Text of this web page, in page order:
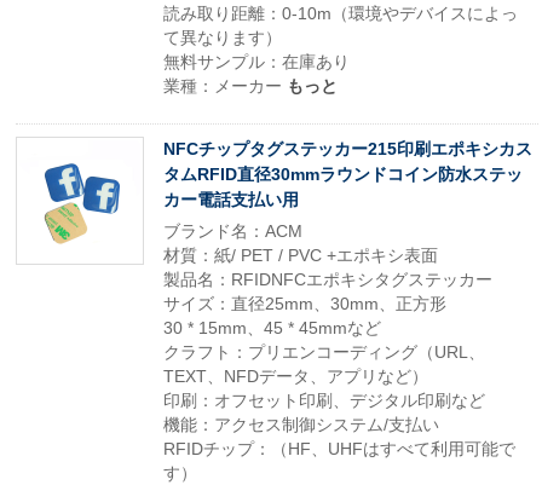
読み取り距離：0-10m（環境やデバイスによっ
て異なります）
無料サンプル：在庫あり
業種：メーカー もっと
NFCチップタグステッカー215印刷エポキシカス
タムRFID直径30mmラウンドコイン防水ステッ
カー電話支払い用
ブランド名：ACM
材質：紙/ PET / PVC +エポキシ表面
製品名：RFIDNFCエポキシタグステッカー
サイズ：直径25mm、30mm、正方形
30 * 15mm、45 * 45mmなど
クラフト：プリエンコーディング（URL、
TEXT、NFDデータ、アプリなど）
印刷：オフセット印刷、デジタル印刷など
機能：アクセス制御システム/支払い
RFIDチップ：（HF、UHFはすべて利用可能で
す）